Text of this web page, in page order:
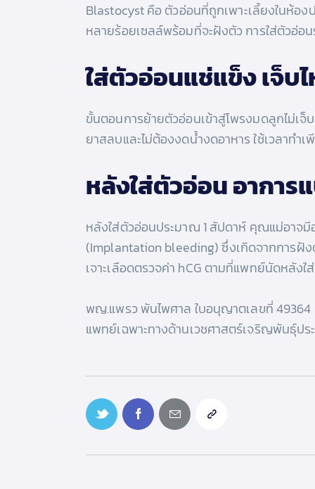
Blastocyst คือ ตัวอ่อนที่ถูกเพาะเลี้ยงในห้อ
หลายร้อยเซลล์พร้อมที่จะฝังตัว การใส่ตัวอ่อ
ใส่ตัวอ่อนแช่แข็ง เจ็บ
ขั้นตอนการย้ายตัวอ่อนเข้าสู่โพรงมดลูกไม่เ
ยาสลบและไม่ต้องงดน้ำงดอาหาร ใช้เวลาทำเ
หลังใส่ตัวอ่อน อาการ
หลังใส่ตัวอ่อนประมาณ 1 สัปดาห์ คุณแม่อาจ
(Implantation bleeding) ซึ่งเกิดจากการฝั
เจาะเลือดตรวจค่า hCG ตามที่แพทย์นัดหลังใ
พญ.แพรว พันไพศาล ใบอนุญาตเลขที่ 49364
แพทย์เฉพาะทางด้านเวชศาสตร์เจริญพันธุ์ปร